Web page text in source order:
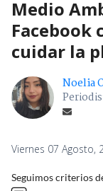
Medio
Facebook
cuidar la
Noelia
Viernes 07 Agosto,
Seguimos criterios